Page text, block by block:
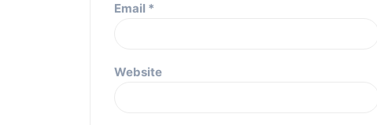
Email *
Website